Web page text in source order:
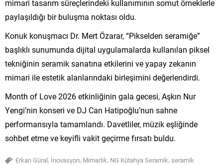
mimari tasarım süreçlerindeki kullanımının somut örneklerle
paylaşıldığı bir buluşma noktası oldu.
Konuk konuşmacı Dr. Mert Özarar, “Pikselden seramiğe”
başlıklı sunumunda dijital uygulamalarda kullanılan piksel
tekniğinin seramik sanatına etkilerini ve yapay zekanın
mimari ile estetik alanlarındaki birleşimini değerlendirdi.
Month of Love 2026 etkinliğinin gala gecesi, Aşkın Nur
Yengi’nin konseri ve DJ Can Hatipoğlu’nun sahne
performansıyla tamamlandı. Davetliler, müzik eşliğinde
sohbet etme ve keyifli vakit geçirme fırsatı buldu.
Erkan Güral, İnovasyon, Mimarlık, NG Kütahya Seramik, seramik